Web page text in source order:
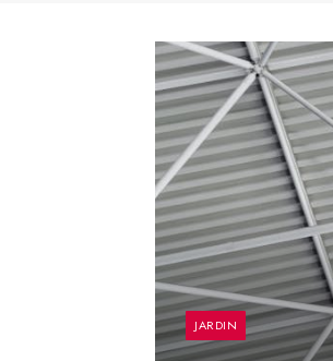
JARDIN